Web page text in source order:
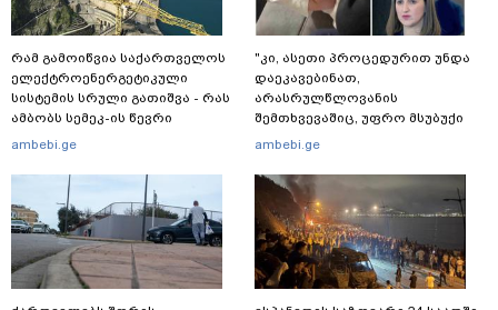
რამ გამოიწვია საქართველოს
ელექტროენერგეტიკული
სისტემის სრული გათიშვა - რას
ამბობს სემეკ-ის წევრი
ambebi.ge
"კი, ასეთი პროცედურით უნდა
დაეკავებინათ,
არასრულწლოვანის
შემთხვევაშიც, უფრო მსუბუქი
ვარიანტი ძნელი
რატომ აღსრულდა განჩინება
ღამე" - იურისტები
ambebi.ge